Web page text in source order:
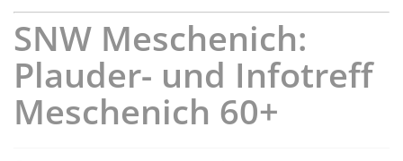
SNW Meschenich:
Plauder- und Infotreff
Meschenich 60+